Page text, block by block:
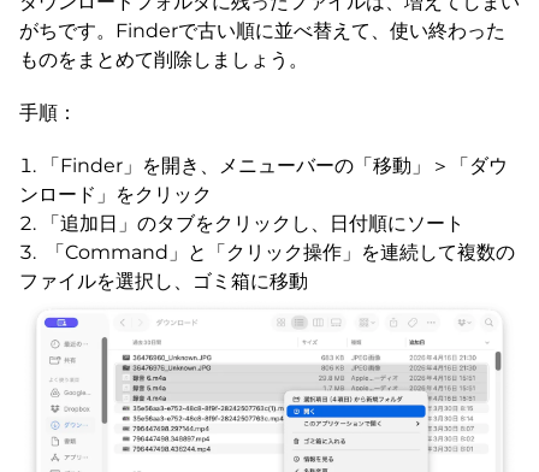
がちです。Finderで古い順に並べ替えて、使い終わった
ものをまとめて削除しましょう。
手順：
「Finder」を開き、メニューバーの「移動」＞「ダウ
ンロード」をクリック
「追加日」のタブをクリックし、日付順にソート
「Command」と「クリック操作」を連続して複数の
ファイルを選択し、ゴミ箱に移動